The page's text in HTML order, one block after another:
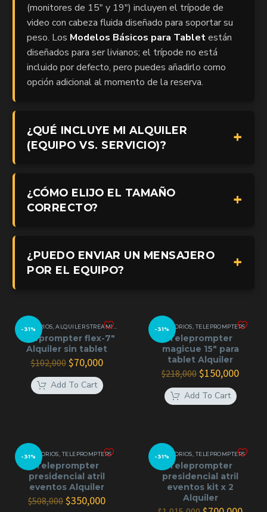
(monitores de 15" y 19") incluyen el trípode de
video con cabeza fluida diseñado para soportar su
peso. Los Modelos Básicos para Tabletestán
diseñados para ser livianos; el trípode no está
incluido por defecto, pero puedes añadirlo como
opción adicional al momento de la reserva.
¿QUÉ INCLUYE MI ALQUILER
(EQUIPO VS. SERVICIO)?
¿CÓMO ELIJO EL TAMAÑO
CORRECTO?
¿PUEDO ENVIAR UN MENSAJERO
POR EL EQUIPO?
-31%
ACCESORIOS ,ALQUILER STREAMING GRIP Y SOPORTES,ILUMINACIÓN CONTINUA
Teleprompter flex-7″
Alquiler sin tablet
$102,000 El
precio
original
era:
$70,000El
actual
es:
Add To Cart
-31%
ACCESORIOS TELEPROMPTERS
Teleprompter
magicue 15″ para
tablet Alquiler
$218,000 El
precio
original
era:
$150,000El
Add To Cart
-31%
ACCESORIOS TELEPROMPTERS
Teleprompter
presidencial atril
eventos Alquiler
$508,000 El
$350,000El
-31%
ACCESORIOS TELEPROMPTERS
Teleprompter
presidencial atril
eventos kit x 2
Alquiler